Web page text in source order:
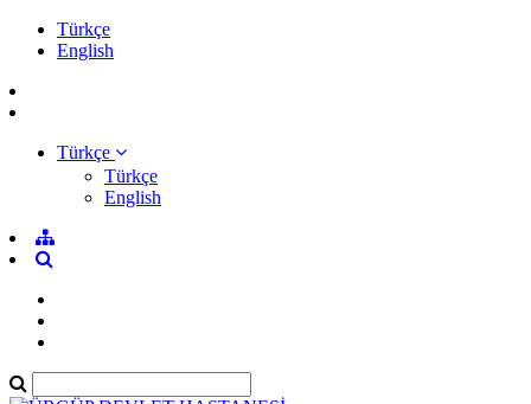
Türkçe
English
Türkçe
Türkçe
English